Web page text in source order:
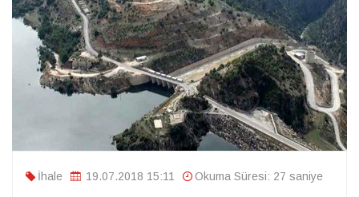
İhale 19.07.2018 15:11 Okuma Süresi: 27 saniye